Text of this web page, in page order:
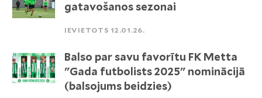
gatavošanos sezonai
IEVIETOTS 12.01.26.
Balso par savu favorītu FK Metta
"Gada futbolists 2025" nominācijā
(balsojums beidzies)